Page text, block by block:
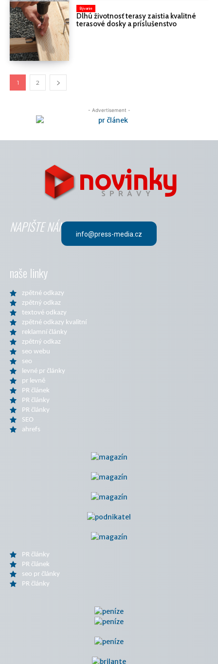
Bývanie
Dlhú životnosť terasy zaistia kvalitné
terasové dosky a príslušenstvo
1 2
- Advertisement -
novinky
SPRÁVY
NAPIŠTE NÁM info@press-media.cz
naše linky
zpětné odkazy
zpětný odkaz
textové odkazy
zpětné odkazy kvalitní
reklamní články
zpětný odkaz
seo webu
seo
levné pr články
pr levně
PR článek
PR články
PR články
SEO
ahrefs
PR články
PR článek
seo pr články
PR články